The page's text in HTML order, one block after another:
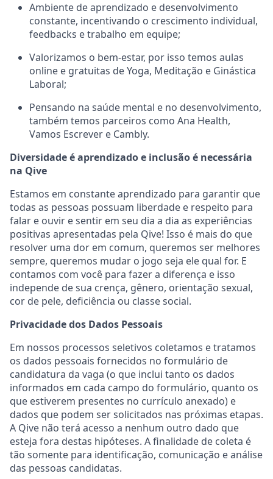
Ambiente de aprendizado e desenvolvimento
constante, incentivando o crescimento individual,
feedbacks e trabalho em equipe;
Valorizamos o bem-estar, por isso temos aulas
online e gratuitas de Yoga, Meditação e Ginástica
Laboral;
Pensando na saúde mental e no desenvolvimento,
também temos parceiros como Ana Health,
Vamos Escrever e Cambly.
Diversidade é aprendizado e inclusão é necessária
na Qive
Estamos em constante aprendizado para garantir que
todas as pessoas possuam liberdade e respeito para
falar e ouvir e sentir em seu dia a dia as experiências
positivas apresentadas pela Qive! Isso é mais do que
resolver uma dor em comum, queremos ser melhores
sempre, queremos mudar o jogo seja ele qual for. E
contamos com você para fazer a diferença e isso
independe de sua crença, gênero, orientação sexual,
cor de pele, deficiência ou classe social.
Privacidade dos Dados Pessoais
Em nossos processos seletivos coletamos e tratamos
os dados pessoais fornecidos no formulário de
candidatura da vaga (o que inclui tanto os dados
informados em cada campo do formulário, quanto os
que estiverem presentes no currículo anexado) e
dados que podem ser solicitados nas próximas etapas.
A Qive não terá acesso a nenhum outro dado que
esteja fora destas hipóteses. A finalidade de coleta é
tão somente para identificação, comunicação e análise
das pessoas candidatas.